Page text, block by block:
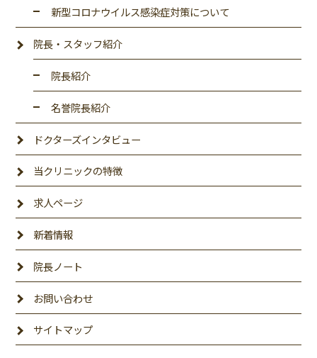
新型コロナウイルス感染症対策について
院長・スタッフ紹介
院長紹介
名誉院長紹介
ドクターズインタビュー
当クリニックの特徴
求人ページ
新着情報
院長ノート
お問い合わせ
サイトマップ